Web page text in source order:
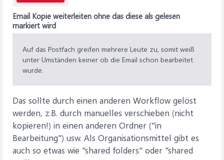
Email Kopie weiterleiten ohne das diese als gelesen
markiert wird
Auf das Postfach greifen mehrere Leute zu, somit weiß
unter Umständen keiner ob die Email schon bearbeitet
wurde.
Das sollte durch einen anderen Workflow gelöst
werden, z.B. durch manuelles verschieben (nicht
kopieren!) in einen anderen Ordner ("in
Bearbeitung") usw. Als Organisationsmittel gibt es
auch so etwas wie "shared folders" oder "shared